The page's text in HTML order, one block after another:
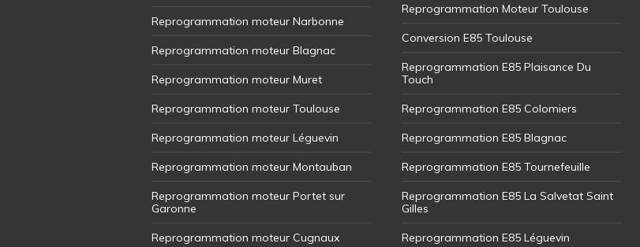
Reprogrammation moteur Narbonne
Reprogrammation moteur Blagnac
Reprogrammation moteur Muret
Reprogrammation moteur Toulouse
Reprogrammation moteur Léguevin
Reprogrammation moteur Montauban
Reprogrammation moteur Portet sur
Garonne
Reprogrammation moteur Cugnaux
Reprogrammation Moteur Toulouse
Conversion E85 Toulouse
Reprogrammation E85 Plaisance Du
Touch
Reprogrammation E85 Colomiers
Reprogrammation E85 Blagnac
Reprogrammation E85 Tournefeuille
Reprogrammation E85 La Salvetat Saint
Gilles
Reprogrammation E85 Léguevin